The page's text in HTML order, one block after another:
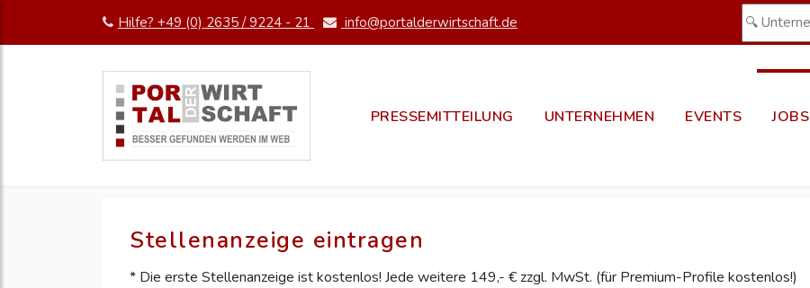
Hilfe? +49 (0) 2635 / 9224 - 21 info@portalderwirtschaft.de
PRESSEMITTEILUNG UNTERNEHMEN EVENTS JOBS
Stellenanzeige eintragen
* Die erste Stellenanzeige ist kostenlos! Jede weitere 149,- € zzgl. MwSt. (für Premium-Profile kostenlos!)